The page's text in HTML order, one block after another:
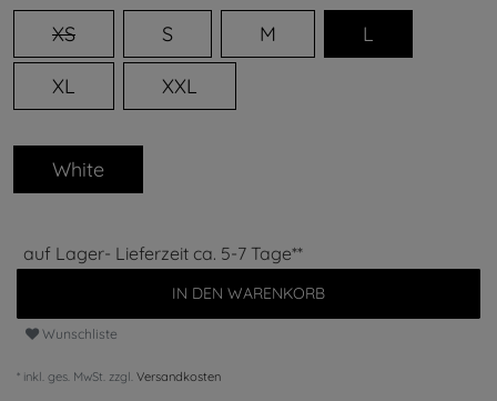
XS S M L
XL XXL
White
auf Lager- Lieferzeit ca. 5-7 Tage**
IN DEN WARENKORB
Wunschliste
* inkl. ges. MwSt. zzgl. Versandkosten